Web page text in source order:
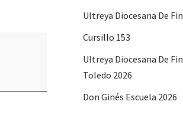
Ultreya Diocesana De
Cursillo 153
Ultreya Diocesana De
Toledo 2026
Don Ginés Escuela 2026